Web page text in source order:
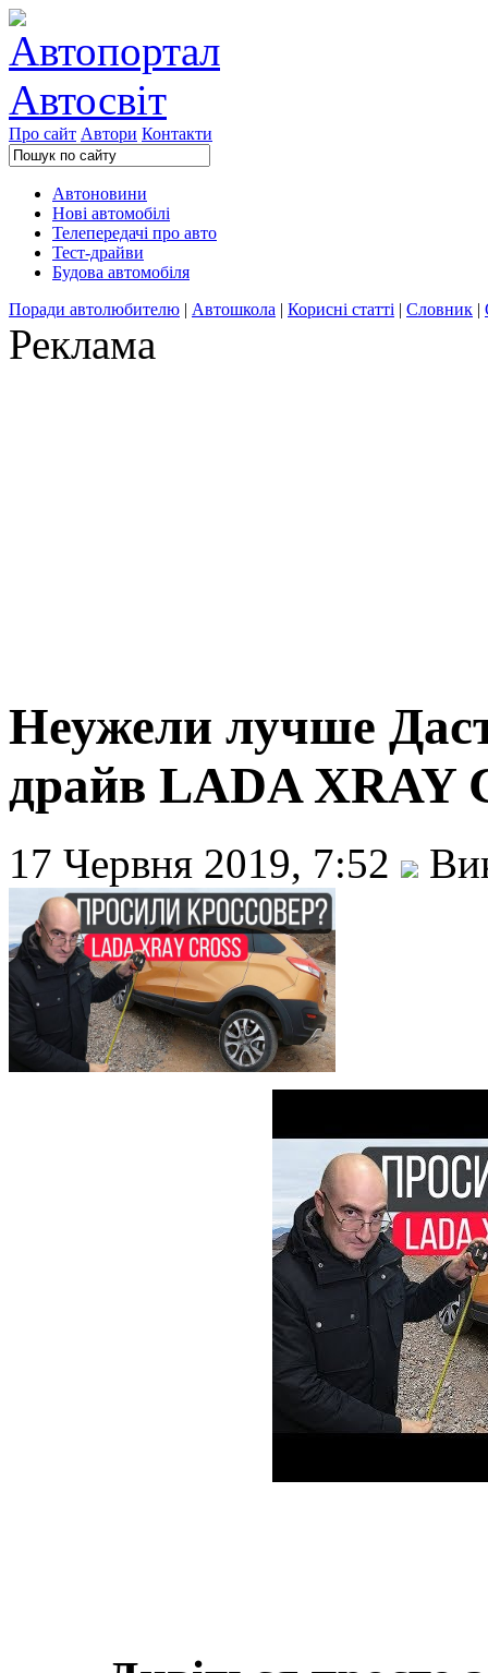
Про сайт Автори Контакти
Автоновини
Нові автомобілі
Телепередачі про авто
Тест-драйви
Будова автомобіля
Поради автолюбителю | Автошкола | Корисні статті | Словник |
Реклама
Неужели лучше
драйв LADA XRAY
17 Червня 2019, 7:52